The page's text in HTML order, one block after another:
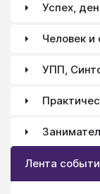
Успех,
Человек
УПП,
Лента